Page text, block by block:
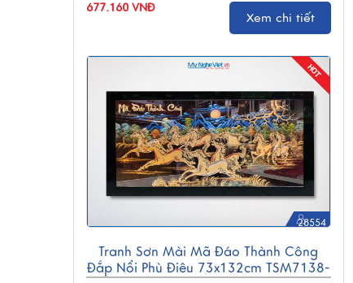
677.160 VNĐ
Xem chi tiết
28554
Tranh Sơn Mài Mã Đáo Thành Công
Đắp Nổi Phù Điêu 73x132cm TSM7138-